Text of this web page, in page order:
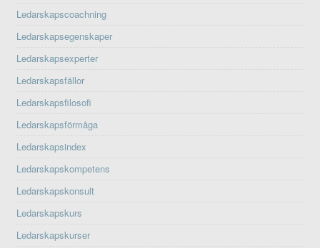
Ledarskapscoachning
Ledarskapsegenskaper
Ledarskapsexperter
Ledarskapsfällor
Ledarskapsfilosofi
Ledarskapsförmåga
Ledarskapsindex
Ledarskapskompetens
Ledarskapskonsult
Ledarskapskurs
Ledarskapskurser